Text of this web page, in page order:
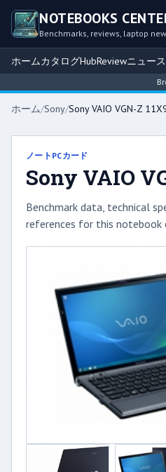
NOTEBOOKS
Benchmarks, reviews, laptop
ホームカタログHubReviewニュース
ホーム/Sony/Sony VAIO VGN-Z
ノートPCカード
Sony VAIO
Benchmark data, technical
references for this notebook